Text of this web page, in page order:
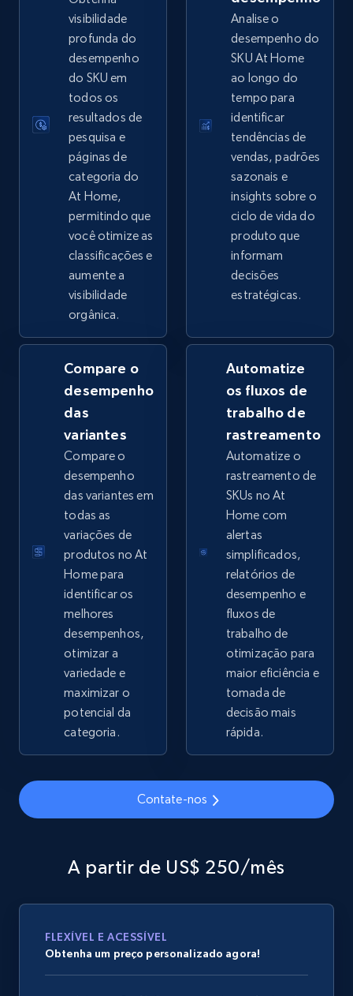
eBay - Collect records by category
URL, Product id, Title, Seller name, Seller rating,
Seller reviews, Breadcrumbs, Root category, and
more.
2.5K+ 359+ Comece agora
Google Shopping
URL, Product id, Title, Product description,
Rating, Reviews count, Images, Variations, and
more.
Google Shopping - collects products from
web using keywords
URL, Product id, Title, Product description,
Rating, Reviews count, Images, Variations, and
more.
2.4K+ 200+ Comece agora
Home Depot US
URL, Domain, Country code, Model number,
Sku, Product id, Product name, Manufacturer,
and more.
2.1K+ Comece agora
Home Depot US - Gather data on products
Sku, Product id, Product name, Manufacturer,
2.1K+ 355+
visibilidade
profunda do
desempenho
do SKU em
todos os
resultados de
pesquisa e
páginas de
categoria do
At Home,
permitindo que
você otimize as
classificações e
aumente a
visibilidade
orgânica.
Analise o
desempenho do
SKU At Home
ao longo do
tempo para
identificar
tendências de
vendas, padrões
sazonais e
insights sobre o
ciclo de vida do
produto que
informam
decisões
estratégicas.
Compare o
desempenho
das
variantes
Compare o
desempenho
das variantes em
todas as
variações de
produtos no At
Home para
identificar os
melhores
desempenhos,
otimizar a
variedade e
maximizar o
potencial da
categoria.
Automatize
os fluxos de
trabalho de
rastreamento
Automatize o
rastreamento de
SKUs no At
Home com
alertas
simplificados,
relatórios de
desempenho e
fluxos de
trabalho de
otimização para
maior eficiência e
tomada de
decisão mais
rápida.
Contate-nos
A partir de US$ 250/mês
FLEXÍVEL E ACESSÍVEL
Obtenha um preço personalizado agora!